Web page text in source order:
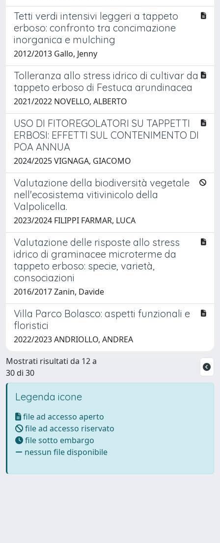
Tetti verdi intensivi leggeri a tappeto
erboso: confronto tra concimazione
inorganica e mulching
2012/2013 Gallo, Jenny
Tolleranza allo stress idrico di cultivar da
tappeto erboso di Festuca arundinacea
2021/2022 NOVELLO, ALBERTO
USO DI FITOREGOLATORI SU TAPPETTI
ERBOSI: EFFETTI SUL CONTENIMENTO DI
POA ANNUA
2024/2025 VIGNAGA, GIACOMO
Valutazione della biodiversità vegetale
nell'ecosistema vitivinicolo della
Valpolicella.
2023/2024 FILIPPI FARMAR, LUCA
Valutazione delle risposte allo stress
idrico di graminacee microterme da
tappeto erboso: specie, varietà,
consociazioni
2016/2017 Zanin, Davide
Villa Parco Bolasco: aspetti funzionali e
floristici
2022/2023 ANDRIOLLO, ANDREA
Mostrati risultati da 12 a
30 di 30
Legenda icone
file ad accesso aperto
file ad accesso riservato
file sotto embargo
nessun file disponibile